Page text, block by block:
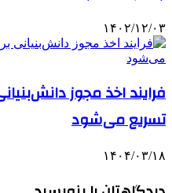
۱۴۰۲/۱۲/۰۳
فرایند اخذ مجوز
تسریع می‌شود
۱۴۰۴/۰۳/۱۸